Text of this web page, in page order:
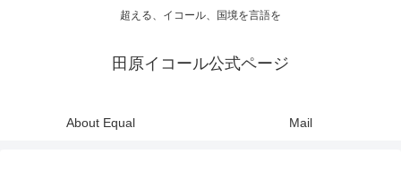
超える、イコール、国境を言語を
田原イコール公式ページ
About Equal Mail